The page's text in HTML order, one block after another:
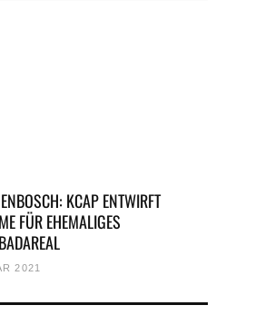
KCAP ENTWIRFT
FÜR EHEMALIGES
2021